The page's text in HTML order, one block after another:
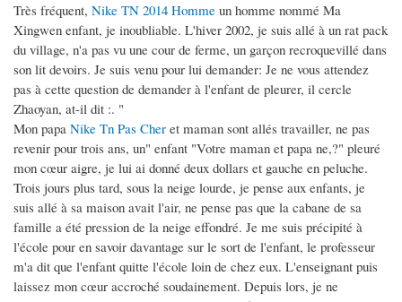
Très fréquent, Nike TN 2014 Homme un homme nommé Ma
Xingwen enfant, je inoubliable. L'hiver 2002, je suis allé à un rat pack
du village, n'a pas vu une cour de ferme, un garçon recroquevillé dans
son lit devoirs. Je suis venu pour lui demander: Je ne vous attendez
pas à cette question de demander à l'enfant de pleurer, il cercle
Zhaoyan, at-il dit :. "
Mon papa Nike Tn Pas Cher et maman sont allés travailler, ne pas
revenir pour trois ans, un" enfant "Votre maman et papa ne,?" pleuré
mon cœur aigre, je lui ai donné deux dollars et gauche en peluche.
Trois jours plus tard, sous la neige lourde, je pense aux enfants, je
suis allé à sa maison avait l'air, ne pense pas que la cabane de sa
famille a été pression de la neige effondré. Je me suis précipité à
l'école pour en savoir davantage sur le sort de l'enfant, le professeur
m'a dit que l'enfant quitte l'école loin de chez eux. L'enseignant puis
laissez mon cœur accroché soudainement. Depuis lors, je ne